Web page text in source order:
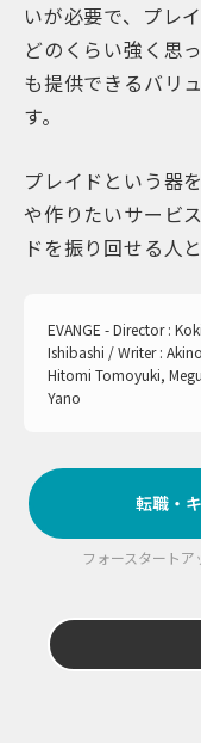
いが必要で、プレ
どのくらい強く思
も提供できるバリ
す。
プレイドという器
や作りたいサービ
ドを振り回せる人
EVANGE - Director :
Ishibashi / Writer :
Hitomi Tomoyuki,
Yano
転職・
フォースタートア